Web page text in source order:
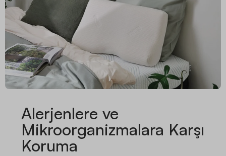
Alerjenlere ve
Mikroorganizmalara Karşı
Koruma